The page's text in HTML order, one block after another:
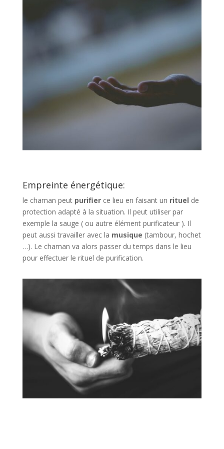
Empreinte énergétique:
le chaman peut purifierce lieu en faisant un rituel de
protection adapté à la situation. Il peut utiliser par
exemple la sauge ( ou autre élément purificateur ). Il
peut aussi travailler avec la musique (tambour, hochet
…). Le chaman va alors passer du temps dans le lieu
pour effectuer le rituel de purification.